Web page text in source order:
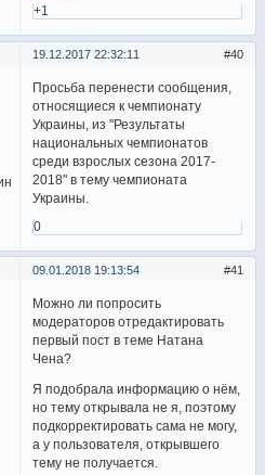
+1
40
19.12.2017 22:32:11
Просьба перенести сообщения,
относящиеся к чемпионату
Украины, из "Результаты
национальных чемпионатов
среди взрослых сезона 2017-
2018" в тему чемпионата
Украины.
0
41
09.01.2018 19:13:54
Можно ли попросить
модераторов отредактировать
первый пост в теме Натана
Чена?
Я подобрала информацию о нём,
но тему открывала не я, поэтому
подкорректировать сама не могу,
а у пользователя, открывшего
тему не получается.